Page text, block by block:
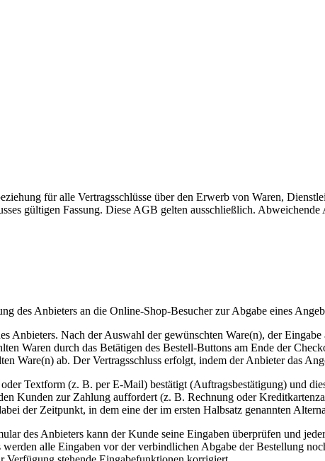
für alle Vertragsschlüsse über den Erwerb von Waren,
gültigen Fassung. Diese AGB gelten ausschließlich.
des Anbieters an die Online-Shop-Besucher zur Abgabe eines
Anbieters. Nach der Auswahl der gewünschten Ware(n), der
Waren durch das Betätigen des Bestell-Buttons am Ende der
Ware(n) ab. Der Vertragsschluss erfolgt, indem der Anbieter das
Textform (z. B. per E-Mail) bestätigt (Auftragsbestätigung) und
Kunden zur Zahlung auffordert (z. B. Rechnung oder
der Zeitpunkt, in dem eine der im ersten Halbsatz genannten
des Anbieters kann der Kunde seine Eingaben überprüfen und
alle Eingaben vor der verbindlichen Abgabe der Bestellung